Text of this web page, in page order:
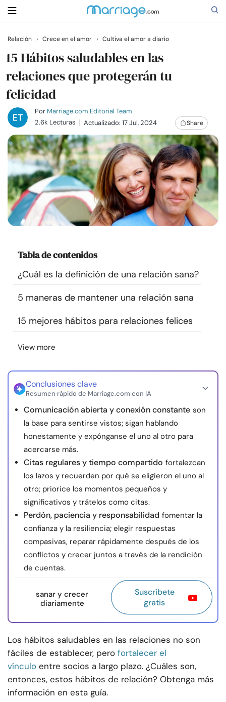
Buscar
Casarse
Relaciones
Familia
Ayuda
Cursos
Comunidad
Encuentra un terapeuta
Idioma
© Copyright 2026. Todos los derechos reservados.
Relación › Crece en el amor › Cultiva el amor a diario
15 Hábitos saludables en las
relaciones que protegerán tu
felicidad
Por Marriage.com Editorial Team
2.6k Lecturas
Actualizado: 17 Jul, 2024 Share
Tabla de contenidos
¿Cuál es la definición de una relación sana?
5 maneras de mantener una relación sana
15 mejores hábitos para relaciones felices
View more
Conclusiones clave
Resumen rápido de Marriage.com con IA
Comunicación abierta y conexión constante son
la base para sentirse vistos; sigan hablando
honestamente y expónganse el uno al otro para
acercarse más.
Citas regulares y tiempo compartido fortalezcan
los lazos y recuerden por qué se eligieron el uno al
otro; priorice los momentos pequeños y
significativos y trátelos como citas.
Perdón, paciencia y responsabilidad fomentar la
confianza y la resiliencia; elegir respuestas
compasivas, reparar rápidamente después de los
conflictos y crecer juntos a través de la rendición
de cuentas.
sanar y crecer
diariamente
Suscríbete
gratis
Los hábitos saludables en las relaciones no son
fáciles de establecer, pero fortalecer el
vínculo entre socios a largo plazo. ¿Cuáles son,
entonces, estos hábitos de relación? Obtenga más
información en esta guía.